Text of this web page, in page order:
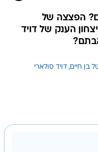
הפצצה של
הענק של דויד
בן חיים דויד סולארי